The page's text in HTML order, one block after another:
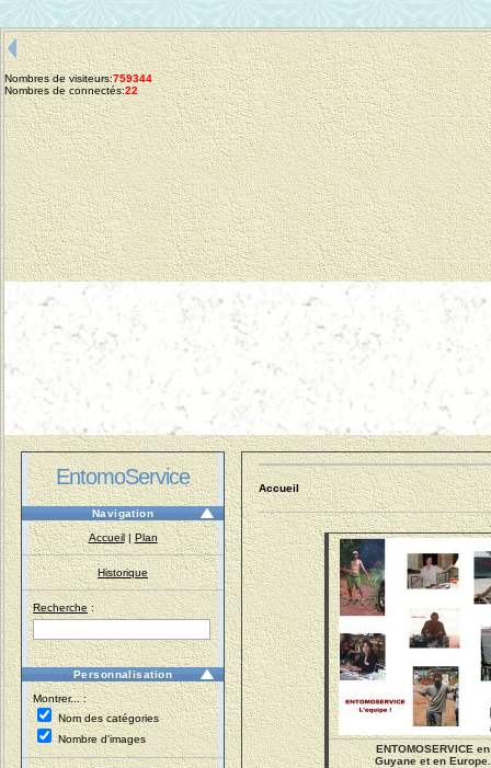
Nombres de visiteurs:759344
Nombres de connectés:22
EntomoService
Navigation
Accueil|Plan
Historique
Recherche :
Personnalisation
Montrer... :
Nom des catégories
Nombre d'images
Accueil
ENTOMOSERVICE en
Guyane et en Europe.